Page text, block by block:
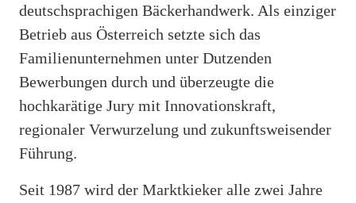
deutschsprachigen Bäckerhandwerk. Als einziger
Betrieb aus Österreich setzte sich das
Familienunternehmen unter Dutzenden
Bewerbungen durch und überzeugte die
hochkarätige Jury mit Innovationskraft,
regionaler Verwurzelung und zukunftsweisender
Führung.
Seit 1987 wird der Marktkieker alle zwei Jahre